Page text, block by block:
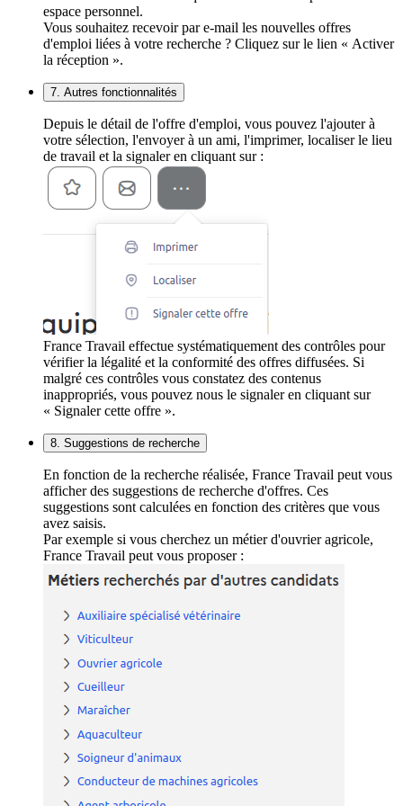
espace personnel.
Vous souhaitez recevoir par e-mail les nouvelles offres
d'emploi liées à votre recherche ? Cliquez sur le lien « Activer
la réception ».
7. Autres fonctionnalités
Depuis le détail de l'offre d'emploi, vous pouvez l'ajouter à
votre sélection, l'envoyer à un ami, l'imprimer, localiser le lieu
de travail et la signaler en cliquant sur :
France Travail effectue systématiquement des contrôles pour
vérifier la légalité et la conformité des offres diffusées. Si
malgré ces contrôles vous constatez des contenus
inappropriés, vous pouvez nous le signaler en cliquant sur
« Signaler cette offre ».
8. Suggestions de recherche
En fonction de la recherche réalisée, France Travail peut vous
afficher des suggestions de recherche d'offres. Ces
suggestions sont calculées en fonction des critères que vous
avez saisis.
Par exemple si vous cherchez un métier d'ouvrier agricole,
France Travail peut vous proposer :